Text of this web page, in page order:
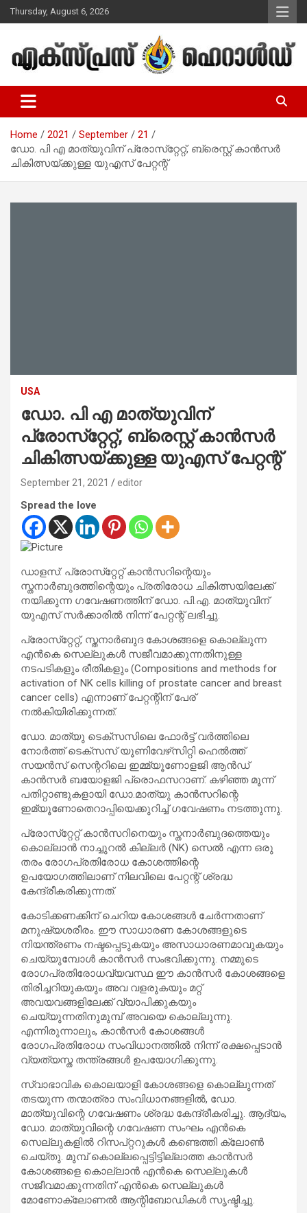
Skip
to
Thursday, August 6, 2026
Express Herald – Malayalam
Christian News
Home 2021 September
21
ഡോ. പി എ മാത്യുവിന് പ്രോസ്‌റ്റേറ്റ്, ബ്രെസ്റ്റ് കാന്‍സര്‍
ചികിത്സയ്ക്കുള്ള യുഎസ് പേറ്റന്റ്
USA
ഡോ. പി എ മാത്യുവിന്
പ്രോസ്‌റ്റേറ്റ്, ബ്രെസ്റ്റ് കാന്‍സര്‍
ചികിത്സയ്ക്കുള്ള യുഎസ് പേറ്റന്റ്
September 21, 2021 editor
Spread the love
ഡാളസ്: പ്രോസ്‌റ്റേറ്റ് കാന്‍സറിന്റെയും
സ്തനാര്‍ബുദത്തിന്റെയും പ്രതിരോധ ചികിത്സയിലേക്ക്
നയിക്കുന്ന ഗവേഷണത്തിന് ഡോ. പി.എ. മാത്യുവിന്
യുഎസ് സര്‍ക്കാരില്‍ നിന്ന് പേറ്റന്റ് ലഭിച്ചു.
പ്രോസ്‌റ്റേറ്റ്, സ്തനാര്‍ബുദ കോശങ്ങളെ കൊല്ലുന്ന
എന്‍കെ സെല്ലുകള്‍ സജീവമാക്കുന്നതിനുള്ള
നടപടികളും രീതികളും (Compositions and methods for
activation of NK cells killing of prostate cancer and breast
cancer cells) എന്നാണ് പേറ്റന്റിന് പേര്
നല്‍കിയിരിക്കുന്നത്.
ഡോ. മാത്യു ടെക്‌സസിലെ ഫോര്‍ട്ട് വര്‍ത്തിലെ
നോര്‍ത്ത് ടെക്‌സസ് യൂണിവേഴ്‌സിറ്റി ഹെല്‍ത്ത്
സയന്‍സ് സെന്ററിലെ ഇമ്മ്യൂണോളജി ആന്‍ഡ്
കാന്‍സര്‍ ബയോളജി പ്രൊഫസറാണ്. കഴിഞ്ഞ മൂന്ന്
പതിറ്റാണ്ടുകളായി ഡോ.മാത്യു കാന്‍സറിന്റെ
ഇമ്യൂണോതെറാപ്പിയെക്കുറിച്ച് ഗവേഷണം നടത്തുന്നു.
പ്രോസ്‌റ്റേറ്റ് കാന്‍സറിനെയും സ്തനാര്‍ബുദത്തെയും
കൊല്ലാന്‍ നാച്ചുറല്‍ കില്ലര്‍ (NK) സെല്‍ എന്ന ഒരു
തരം രോഗപ്രതിരോധ കോശത്തിന്റെ
ഉപയോഗത്തിലാണ് നിലവിലെ പേറ്റന്റ് ശ്രദ്ധ
കേന്ദ്രീകരിക്കുന്നത്.
കോടിക്കണക്കിന് ചെറിയ കോശങ്ങള്‍ ചേര്‍ന്നതാണ്
മനുഷ്യശരീരം. ഈ സാധാരണ കോശങ്ങളുടെ
നിയന്ത്രണം നഷ്ടപ്പെടുകയും അസാധാരണമാവുകയും
ചെയ്യുമ്പോള്‍ കാന്‍സര്‍ സംഭവിക്കുന്നു. നമ്മുടെ
രോഗപ്രതിരോധവ്യവസ്ഥ ഈ കാന്‍സര്‍ കോശങ്ങളെ
തിരിച്ചറിയുകയും അവ വളരുകയും മറ്റ്
അവയവങ്ങളിലേക്ക് വ്യാപിക്കുകയും
ചെയ്യുന്നതിനുമുമ്പ് അവയെ കൊല്ലുന്നു.
എന്നിരുന്നാലും, കാന്‍സര്‍ കോശങ്ങള്‍
രോഗപ്രതിരോധ സംവിധാനത്തില്‍ നിന്ന് രക്ഷപ്പെടാന്‍
വ്യത്യസ്ത തന്ത്രങ്ങള്‍ ഉപയോഗിക്കുന്നു.
സ്വാഭാവിക കൊലയാളി കോശങ്ങളെ കൊല്ലുന്നത്
തടയുന്ന തന്മാത്രാ സംവിധാനങ്ങളില്‍, ഡോ.
മാത്യുവിന്റെ ഗവേഷണം ശ്രദ്ധ കേന്ദ്രീകരിച്ചു. ആദ്യം,
ഡോ. മാത്യുവിന്റെ ഗവേഷണ സംഘം എന്‍കെ
സെല്ലുകളില്‍ റിസപ്റ്ററുകള്‍ കണ്ടെത്തി ക്ലോണ്‍
ചെയ്തു. മുമ്പ് കൊല്ലപ്പെട്ടിട്ടില്ലാത്ത കാന്‍സര്‍
കോശങ്ങളെ കൊല്ലാന്‍ എന്‍കെ സെല്ലുകള്‍
സജീവമാക്കുന്നതിന് എന്‍കെ സെല്ലുകള്‍
മോണോക്ലോണല്‍ ആന്റിബോഡികള്‍ സൃഷ്ടിച്ചു.